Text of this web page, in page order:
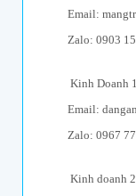
Email:
Zalo: 0903
Kinh Doanh
Email:
Zalo: 0967
Kinh doanh